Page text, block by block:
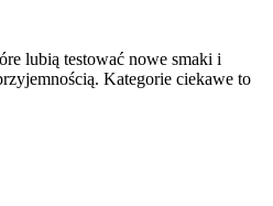
lubią testować nowe smaki i
Kategorie ciekawe to